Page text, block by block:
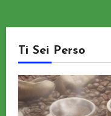
Ti Sei Perso